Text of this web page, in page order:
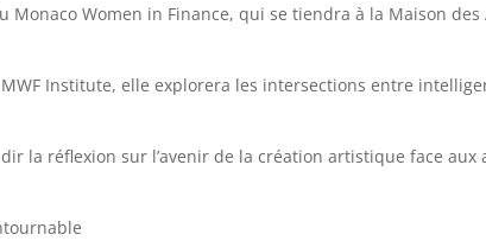
Monaco Women in Finance, qui se tiendra à la Maison des
Institute, elle explorera les intersections entre
la réflexion sur l’avenir de la création artistique face aux